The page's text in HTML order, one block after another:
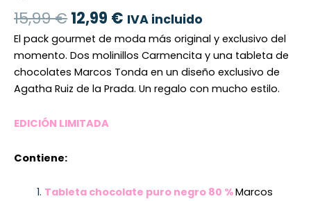
15,99€12,99 € IVA incluido
El pack gourmet de moda más original y exclusivo del
momento. Dos molinillos Carmencita y una tableta de
chocolates Marcos Tonda en un diseño exclusivo de
Agatha Ruiz de la Prada. Un regalo con mucho estilo.
EDICIÓN LIMITADA
Contiene:
Tableta chocolate puro negro 80 %Marcos